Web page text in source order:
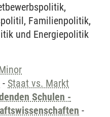
Familienpolitik,
und Energiepolitik
- Staat vs. Markt
Schulen -
-